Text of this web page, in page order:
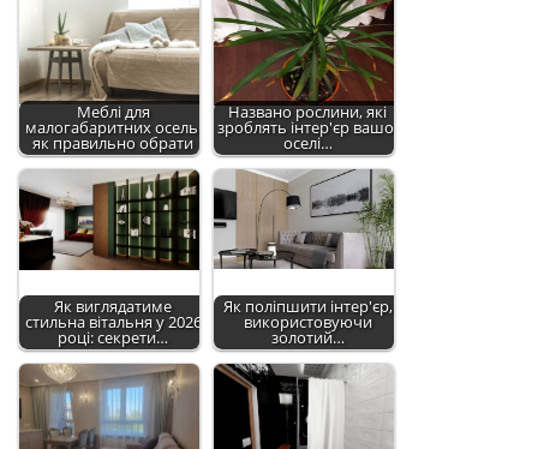
Меблі для
малогабаритних осель:
як правильно обрати
Названо рослини, які
зроблять інтер'єр вашої
оселі…
Як виглядатиме
стильна вітальня у 2026
році: секрети…
Як поліпшити інтер'єр,
використовуючи
золотий…